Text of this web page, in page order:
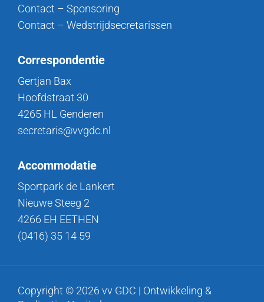
Contact – Sponsoring
Contact – Wedstrijdsecretarissen
Correspondentie
Gertjan Bax
Hoofdstraat 30
4265 HL Genderen
secretaris@vvgdc.nl
Accommodatie
Sportpark de Lankert
Nieuwe Steeg 2
4266 EH EETHEN
(0416) 35 14 59
Copyright © 2026 vv GDC | Ontwikkeling &